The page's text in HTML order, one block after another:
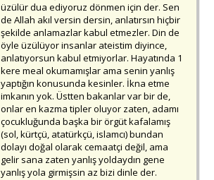
üzülür dua ediyoruz dönmen için der. Sen
de Allah akıl versin dersin, anlatırsın hiçbir
şekilde anlamazlar kabul etmezler. Din de
öyle üzülüyor insanlar ateistim diyince,
anlatıyorsun kabul etmiyorlar. Hayatında 1
kere meal okumamışlar ama senin yanlış
yaptığın konusunda kesinler. İkna etme
imkanın yok. Üstten bakanlar var bir de,
onlar en kazma tipler oluyor zaten, adamı
çocukluğunda başka bir örgüt kafalamış
(sol, kürtçü, atatürkçü, islamcı) bundan
dolayı doğal olarak cemaatçi değil, ama
gelir sana zaten yanlış yoldaydın gene
yanlış yola girmişsin az bizi dinle der.